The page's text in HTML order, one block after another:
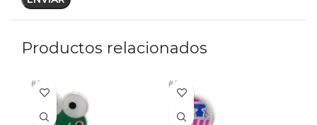
Productos relacionados